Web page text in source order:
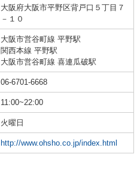
大阪府大阪市平野区背戸口５丁目７
－１０
大阪市営谷町線 平野駅
関西本線 平野駅
大阪市営谷町線 喜連瓜破駅
06-6701-6668
11:00~22:00
火曜日
http://www.ohsho.co.jp/index.html